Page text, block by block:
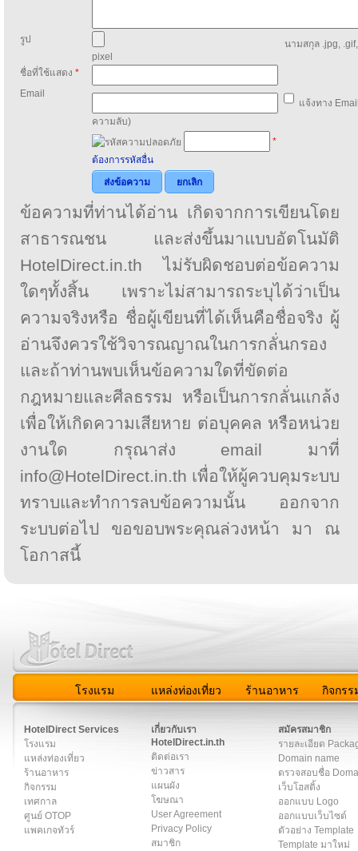
รูป
นามสกุล .jpg,
pixel
ชื่อที่ใช้แสดง *
Email
แจ้งทาง
ความลับ)
*
ต้องการรหัสอื่น
ส่งข้อความ
ยกเลิก
ข้อความที่ท่านได้อ่าน เกิดจากการเขียนโดย
สาธารณชน และส่งขึ้นมาแบบอัตโนมัติ
HotelDirect.in.th ไม่รับผิดชอบต่อข้อความ
ใดๆทั้งสิ้น เพราะไม่สามารถระบุได้ว่าเป็น
ความจริงหรือ ชื่อผู้เขียนที่ได้เห็นคือชื่อจริง ผู้
อ่านจึงควรใช้วิจารณญาณในการกลั่นกรอง
และถ้าท่านพบเห็นข้อความใดที่ขัดต่อ
กฎหมายและศีลธรรม หรือเป็นการกลั่นแกล้ง
เพื่อให้เกิดความเสียหาย ต่อบุคคล หรือหน่วย
งานใด กรุณาส่ง email มาที่
info@HotelDirect.in.th เพื่อให้ผู้ควบคุมระบบ
ทราบและทำการลบข้อความนั้น ออกจาก
ระบบต่อไป ขอขอบพระคุณล่วงหน้า มา ณ
โอกาสนี้
โรงแรม แหล่งท่องเที่ยว ร้านอาหาร กิจกรร
HotelDirect Services
โรงแรม
แหล่งท่องเที่ยว
ร้านอาหาร
กิจกรรม
เทศกาล
ศูนย์ OTOP
แพคเกจทัวร์
เกี่ยวกับเรา
HotelDirect.in.th
ติดต่อเรา
ข่าวสาร
แผนผัง
โฆษณา
User Agreement
Privacy Policy
สมาชิก
สมัครสมาชิก
รายละเอียด
Domain name
ตรวจสอบชื่อ
เว็บโฮสติ้ง
ออกแบบ Logo
ออกแบบเว็บไซต์
ตัวอย่าง Template
Template มาใหม่